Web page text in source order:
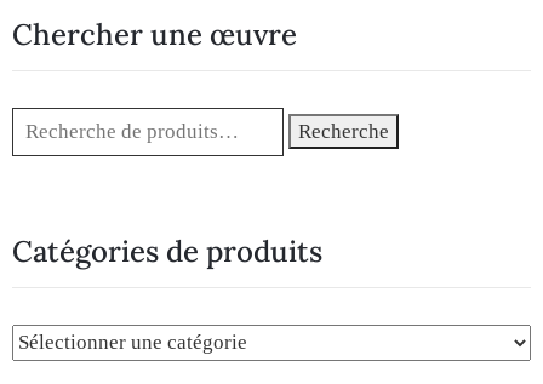
Chercher une œuvre
Recherche
Catégories de produits